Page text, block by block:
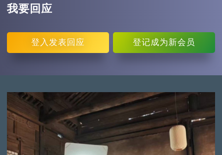
我要回应
登入 发表回应 登记成为新会员